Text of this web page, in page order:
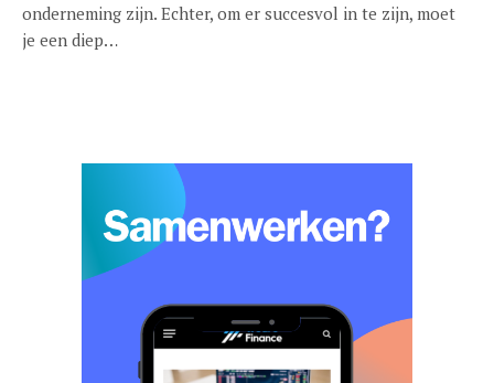
onderneming zijn. Echter, om er succesvol in te zijn, moet
je een diep…